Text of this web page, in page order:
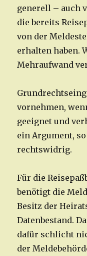
generell – auch
die bereits
von der
erhalten haben.
Mehraufwand
vornehmen,
geeignet und
ein Argument,
rechtswidrig.
Für die
benötigt die
Besitz der
Datenbestand.
dafür schlicht
der